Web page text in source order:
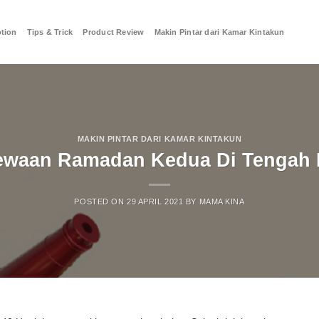
Tips & Trick Product Review Makin Pintar dari Kamar Kintakun
MAKIN PINTAR DARI KAMAR KINTAKUN
Ramadan Kedua Di Tengah
POSTED ON 29 APRIL 2021 BY MAMA KINA